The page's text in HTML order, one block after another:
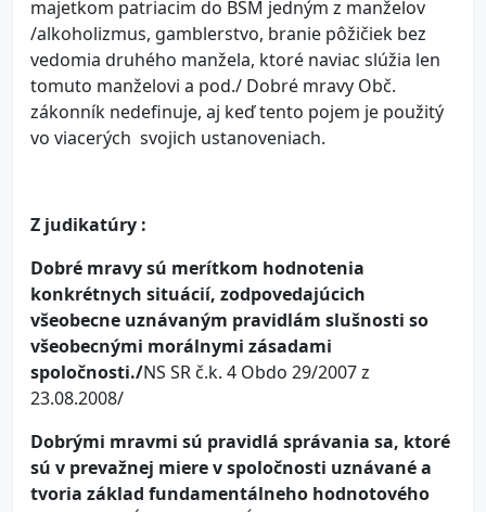
majetkom patriacim do BSM jedným z manželov
/alkoholizmus, gamblerstvo, branie pôžičiek bez
vedomia druhého manžela, ktoré naviac slúžia len
tomuto manželovi a pod./ Dobré mravy Obč.
zákonník nedefinuje, aj keď tento pojem je použitý
vo viacerých svojich ustanoveniach.
Z judikatúry :
Dobré mravy sú merítkom hodnotenia
konkrétnych situácií, zodpovedajúcich
všeobecne uznávaným pravidlám slušnosti so
všeobecnými morálnymi zásadami
spoločnosti./NS SR č.k. 4 Obdo 29/2007 z
23.08.2008/
Dobrými mravmi sú pravidlá správania sa, ktoré
sú v prevažnej miere v spoločnosti uznávané a
tvoria základ fundamentálneho hodnotového